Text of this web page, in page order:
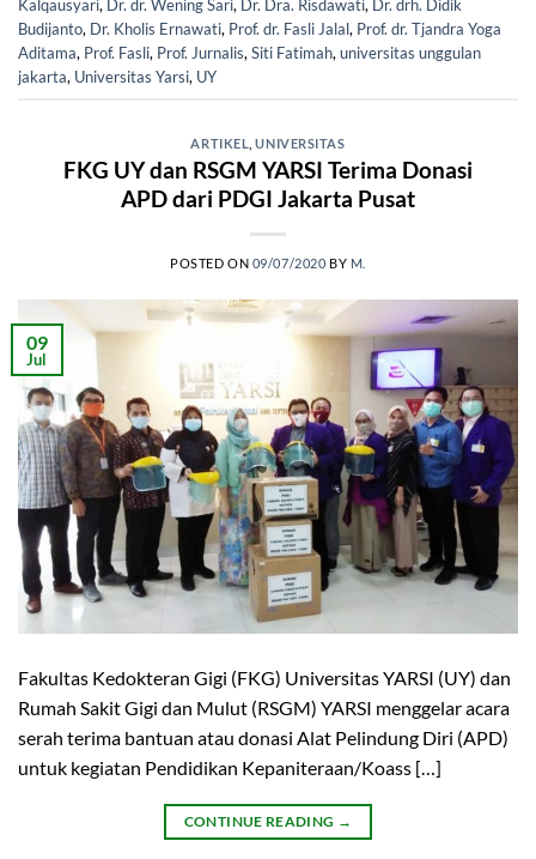
Kalqausyari, Dr. dr. Wening Sari, Dr. Dra. Risdawati,
Dr. drh. Didik
Budijanto, Dr. Kholis Ernawati, Prof. dr. Fasli Jalal, Prof. dr. Tjandra Yoga
Aditama, Prof. Fasli, Prof. Jurnalis, Siti Fatimah, universitas unggulan
jakarta, Universitas Yarsi, UY
ARTIKEL ,UNIVERSITAS
FKG UY dan RSGM YARSI Terima Donasi
APD dari PDGI Jakarta Pusat
POSTED ON 09/07/2020 BY M.
09
Jul
Fakultas Kedokteran Gigi (FKG) Universitas YARSI (UY) dan
Rumah Sakit Gigi dan Mulut (RSGM) YARSI menggelar acara
serah terima bantuan atau donasi Alat Pelindung Diri (APD)
untuk kegiatan Pendidikan Kepaniteraan/Koass […]
CONTINUE READING →